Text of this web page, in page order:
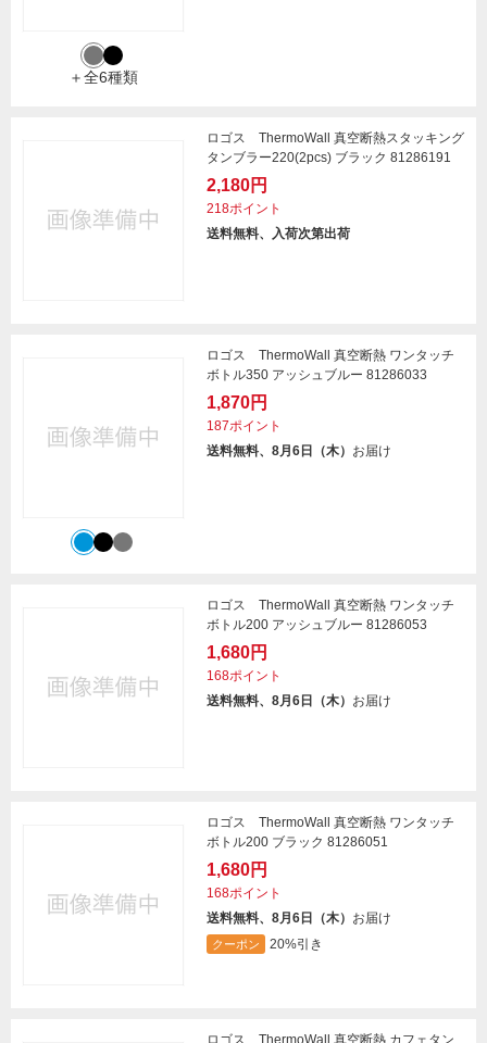
＋全6種類
ロゴス ThermoWall 真空断熱スタッキング
タンブラー220(2pcs) ブラック 81286191
2,180円
218ポイント
送料無料、入荷次第出荷
ロゴス ThermoWall 真空断熱 ワンタッチ
ボトル350 アッシュブルー 81286033
1,870円
187ポイント
送料無料、8月6日（木） お届け
ロゴス ThermoWall 真空断熱 ワンタッチ
ボトル200 アッシュブルー 81286053
1,680円
168ポイント
送料無料、8月6日（木） お届け
ロゴス ThermoWall 真空断熱 ワンタッチ
ボトル200 ブラック 81286051
1,680円
168ポイント
送料無料、8月6日（木） お届け
クーポン 20%引き
ロゴス ThermoWall 真空断熱 カフェタン